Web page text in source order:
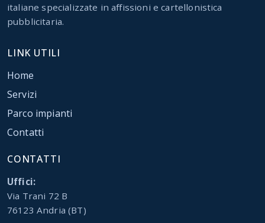
italiane specializzate in affissioni e cartellonistica
pubblicitaria.
LINK UTILI
Home
Servizi
Parco impianti
Contatti
CONTATTI
Uffici:
Via Trani 72 B
76123 Andria (BT)